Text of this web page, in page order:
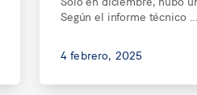
Según el informe técnico ...
4 febrero, 2025